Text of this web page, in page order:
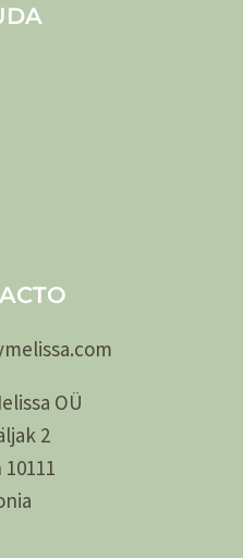
melissa.com
OÜ
2